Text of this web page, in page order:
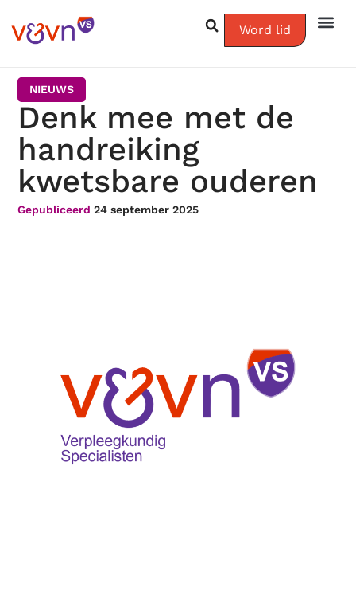
Word lid
NIEUWS
Denk mee met de
handreiking
kwetsbare ouderen
Gepubliceerd 24 september 2025